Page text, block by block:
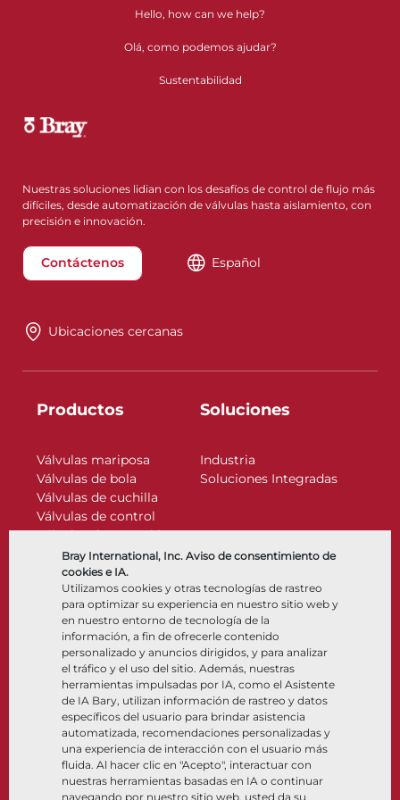
Bray International, Inc. Aviso de consentimiento de
cookies e IA.
Utilizamos cookies y otras tecnologías de rastreo
para optimizar su experiencia en nuestro sitio web y
en nuestro entorno de tecnología de la
información, a fin de ofrecerle contenido
personalizado y anuncios dirigidos, y para analizar
el tráfico y el uso del sitio. Además, nuestras
herramientas impulsadas por IA, como el Asistente
de IA Bary, utilizan información de rastreo y datos
específicos del usuario para brindar asistencia
automatizada, recomendaciones personalizadas y
una experiencia de interacción con el usuario más
fluida. Al hacer clic en "Acepto", interactuar con
nuestras herramientas basadas en IA o continuar
navegando por nuestro sitio web, usted da su
Hello, how can we help?
Olá, como podemos ajudar?
Sustentabilidad
Nuestras soluciones lidian con los desafíos de control de flujo más
difíciles, desde automatización de válvulas hasta aislamiento, con
precisión e innovación.
Contáctenos Español
Ubicaciones cercanas
Productos
Válvulas mariposa
Válvulas de bola
Válvulas de cuchilla
Válvulas de control
Válvulas de retención
Actuadores
Accesorios de control
Criogénico
Soluciones
Industria
Soluciones Integradas
Compañía
Nosotros
Ubicaciones
Asociación
Sostenibilidad
Portal del cliente
Recursos
Documentos
Centro de información
Software
Selección de materiales